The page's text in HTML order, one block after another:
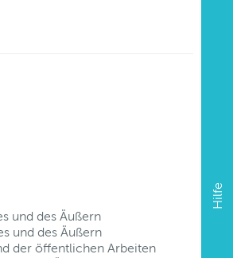
Hilfe
und des Äußern
und des Äußern
der öffentlichen Arbeiten